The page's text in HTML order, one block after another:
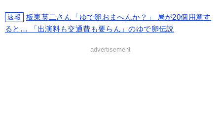
速報
板東英二さん「ゆで卵おまへんか？」 局が20個用意す
ると… 「出演料も交通費も要らん」のゆで卵伝説
advertisement